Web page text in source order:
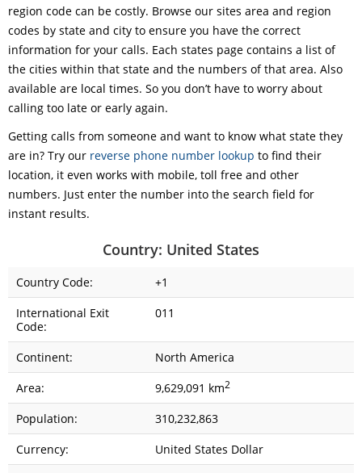
region code can be costly. Browse our sites area and region
codes by state and city to ensure you have the correct
information for your calls. Each states page contains a list of
the cities within that state and the numbers of that area. Also
available are local times. So you don’t have to worry about
calling too late or early again.
Getting calls from someone and want to know what state they
are in? Try our reverse phone number lookup to find their
location, it even works with mobile, toll free and other
numbers. Just enter the number into the search field for
instant results.
Country: United States
Country Code:
+1
International Exit
Code:
011
Continent:
North America
Area:
9,629,091 km2
Population:
310,232,863
Currency:
United States Dollar